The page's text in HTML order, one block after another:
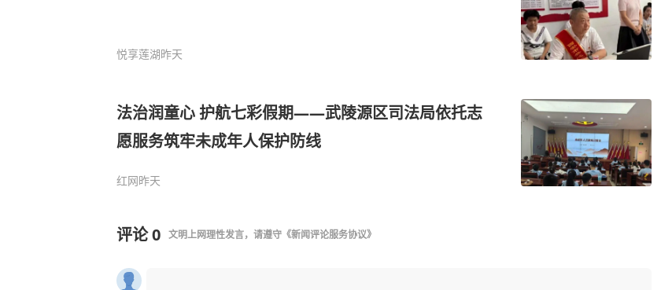
悦享莲湖昨天
法治润童心 护航七彩假期——武陵源区司法局依托志
愿服务筑牢未成年人保护防线
红网昨天
评论0 文明上网理性发言，请遵守 《新闻评论服务协议》